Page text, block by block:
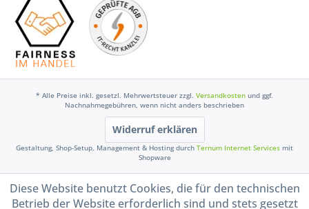
* Alle Preise inkl. gesetzl. Mehrwertsteuer zzgl. Versandkosten und ggf.
Nachnahmegebühren, wenn nicht anders beschrieben
Widerruf erklären
Gestaltung, Shop-Setup, Management & Hosting durch Ternum Internet Services mit
Shopware
Diese Website benutzt Cookies, die für den technischen
Betrieb der Website erforderlich sind und stets gesetzt